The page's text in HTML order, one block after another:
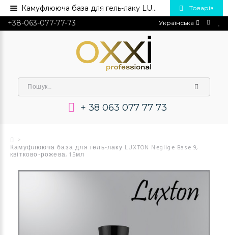
+38-063-077-77-73 Українська
+ 38 063 077 77 73
Товарів
Камуфлююча база для гель-лаку LUXTON Neglige Base 9,
квітково-рожева, 15мл
Камуфлююча база для гель-лаку LUXTON Neglige Base 9, 15мл💅 Купити в Україні опт та роздріб